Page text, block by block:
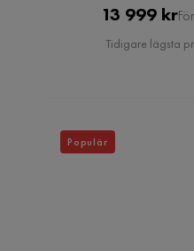
13 999 kr
Tidigare lägsta
Populär